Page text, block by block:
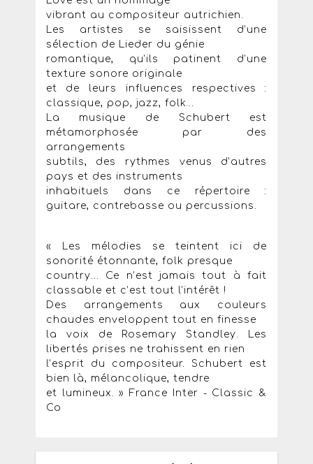
vibrant au compositeur autrichien.
Les artistes se saisissent d’une
sélection de Lieder du génie
romantique, qu’ils patinent d’une
texture sonore originale
et de leurs influences respectives :
classique, pop, jazz, folk…
La musique de Schubert est
métamorphosée par des
arrangements
subtils, des rythmes venus d’autres
pays et des instruments
inhabituels dans ce répertoire :
guitare, contrebasse ou percussions.
« Les mélodies se teintent ici de
sonorité étonnante, folk presque
country... Ce n’est jamais tout à fait
classable et c’est tout l’intérêt !
Des arrangements aux couleurs
chaudes enveloppent tout en finesse
la voix de Rosemary Standley. Les
libertés prises ne trahissent en rien
l’esprit du compositeur. Schubert est
bien là, mélancolique, tendre
et lumineux. » France Inter - Classic &
Co